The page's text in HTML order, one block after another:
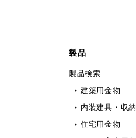
製品
製品検索
建築用金物
内装建具・収納
住宅用金物